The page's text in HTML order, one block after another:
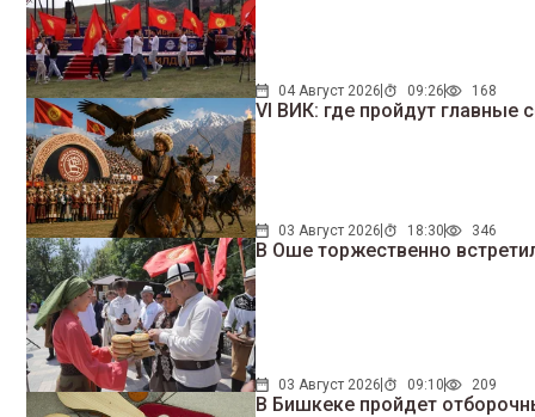
04 Август 2026 09:26 168
VI ВИК: где пройдут главные
03 Август 2026 18:30 346
В Оше торжественно
03 Август 2026 09:10 209
В Бишкеке пройдет